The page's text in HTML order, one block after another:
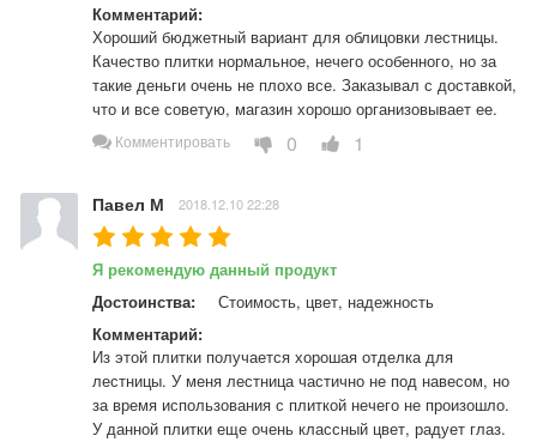
Комментарий:
Хороший бюджетный вариант для облицовки лестницы.
Качество плитки нормальное, нечего особенного, но за
такие деньги очень не плохо все. Заказывал с доставкой,
что и все советую, магазин хорошо организовывает ее.
Комментировать 0 1
Павел М 2018.12.10 22:28
Я рекомендую данный продукт
Достоинства:
Стоимость, цвет, надежность
Комментарий:
Из этой плитки получается хорошая отделка для
лестницы. У меня лестница частично не под навесом, но
за время использования с плиткой нечего не произошло.
У данной плитки еще очень классный цвет, радует глаз.